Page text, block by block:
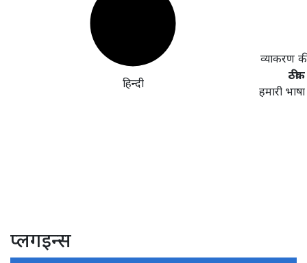
हिन्दी
व्याकरण
हमारी
प्लगइन्स